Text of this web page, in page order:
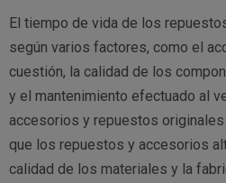
El tiempo de vida de los
según varios factores, como el
cuestión, la calidad de los
y el mantenimiento efectuado al
accesorios y repuestos originales
que los repuestos y accesorios
calidad de los materiales y la